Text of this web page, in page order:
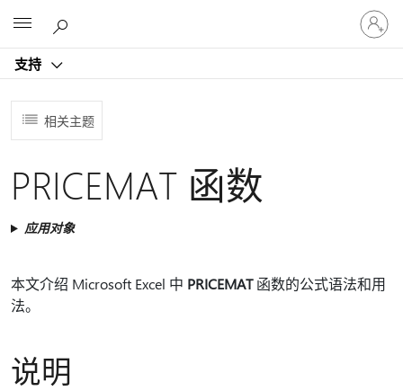
支持
请
登
录
相关主题
PRICEMAT 函数
应用对象
本文介绍 Microsoft Excel 中 PRICEMAT函数的公式语法和用
法。
说明